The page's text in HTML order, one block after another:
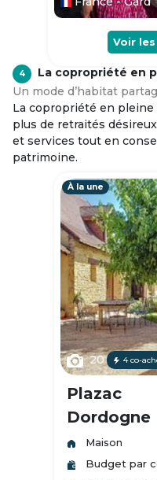
Voir les
4
La copropriété en
Un mode d’habitat
La copropriété en
plus de retraités
et services tout en
patrimoine.
À la une
20 4 co-
Plazac
Dordogne
Maison
Budget par